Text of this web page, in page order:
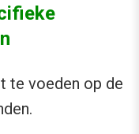
te voeden op de